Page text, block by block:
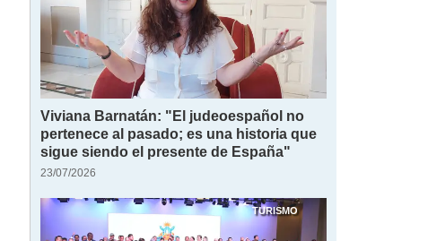
Viviana Barnatán: "El judeoespañol no
pertenece al pasado; es una historia que
sigue siendo el presente de España"
23/07/2026
TURISMO